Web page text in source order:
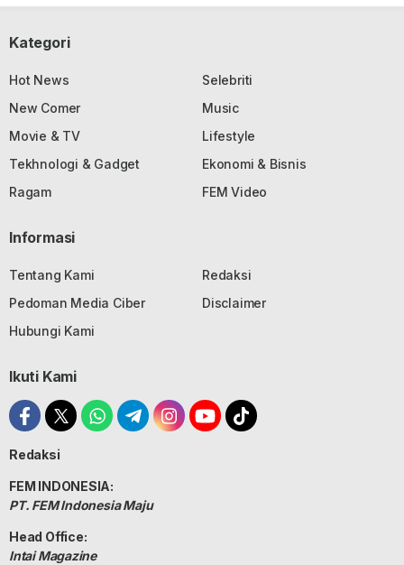
Kategori
Hot News
Selebriti
New Comer
Music
Movie & TV
Lifestyle
Tekhnologi & Gadget
Ekonomi & Bisnis
Ragam
FEM Video
Informasi
Tentang Kami
Redaksi
Pedoman Media Ciber
Disclaimer
Hubungi Kami
Ikuti Kami
Redaksi
FEM INDONESIA:
PT. FEM Indonesia Maju
Head Office:
Intai Magazine